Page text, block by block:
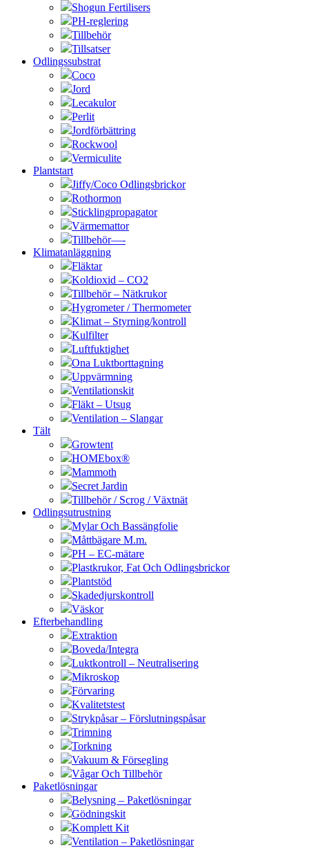
Shogun Fertilisers
PH-reglering
Tillbehör
Tillsatser
Odlingssubstrat
Coco
Jord
Lecakulor
Perlit
Jordförbättring
Rockwool
Vermiculite
Plantstart
Jiffy/Coco Odlingsbrickor
Rothormon
Sticklingpropagator
Värmemattor
Tillbehör—-
Klimatanläggning
Fläktar
Koldioxid – CO2
Tillbehör – Nätkrukor
Hygrometer / Thermometer
Klimat – Styrning/kontroll
Kulfilter
Luftfuktighet
Ona Luktborttagning
Uppvärmning
Ventilationskit
Fläkt – Utsug
Ventilation – Slangar
Tält
Growtent
HOMEbox®
Mammoth
Secret Jardin
Tillbehör / Scrog / Växtnät
Odlingsutrustning
Mylar Och Bassängfolie
Måttbägare M.m.
PH – EC-mätare
Plastkrukor, Fat Och Odlingsbrickor
Plantstöd
Skadedjurskontroll
Väskor
Efterbehandling
Extraktion
Boveda/Integra
Luktkontroll – Neutralisering
Mikroskop
Förvaring
Kvalitetstest
Strykpåsar – Förslutningspåsar
Trimning
Torkning
Vakuum & Försegling
Vågar Och Tillbehör
Paketlösningar
Belysning – Paketlösningar
Gödningskit
Komplett Kit
Ventilation – Paketlösningar